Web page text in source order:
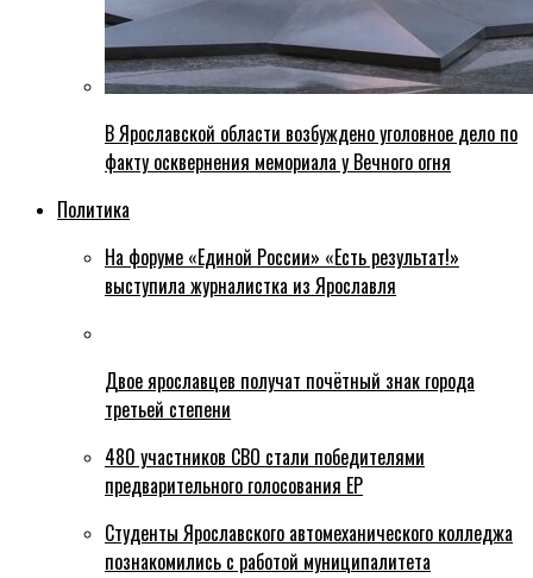
В Ярославской области возбуждено уголовное дело по
факту осквернения мемориала у Вечного огня
Политика
На форуме «Единой России» «Есть результат!»
выступила журналистка из Ярославля
Двое ярославцев получат почётный знак города
третьей степени
480 участников СВО стали победителями
предварительного голосования ЕР
Студенты Ярославского автомеханического колледжа
познакомились с работой муниципалитета